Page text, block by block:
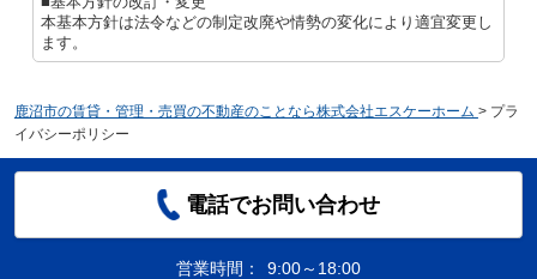
本基本方針は法令などの制定改廃や情勢の変化により適宜変更し
ます。
鹿沼市の賃貸・管理・売買の不動産のことなら株式会社エスケーホーム > プラ
イバシーポリシー
電話でお問い合わせ
営業時間：
9:00～18:00